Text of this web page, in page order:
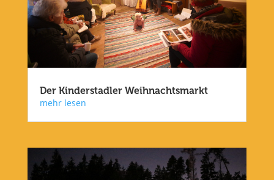
Der Kinderstadler Weihnachtsmarkt
mehr lesen